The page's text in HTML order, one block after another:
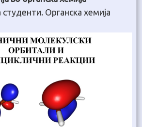
студенти. Органска хемија